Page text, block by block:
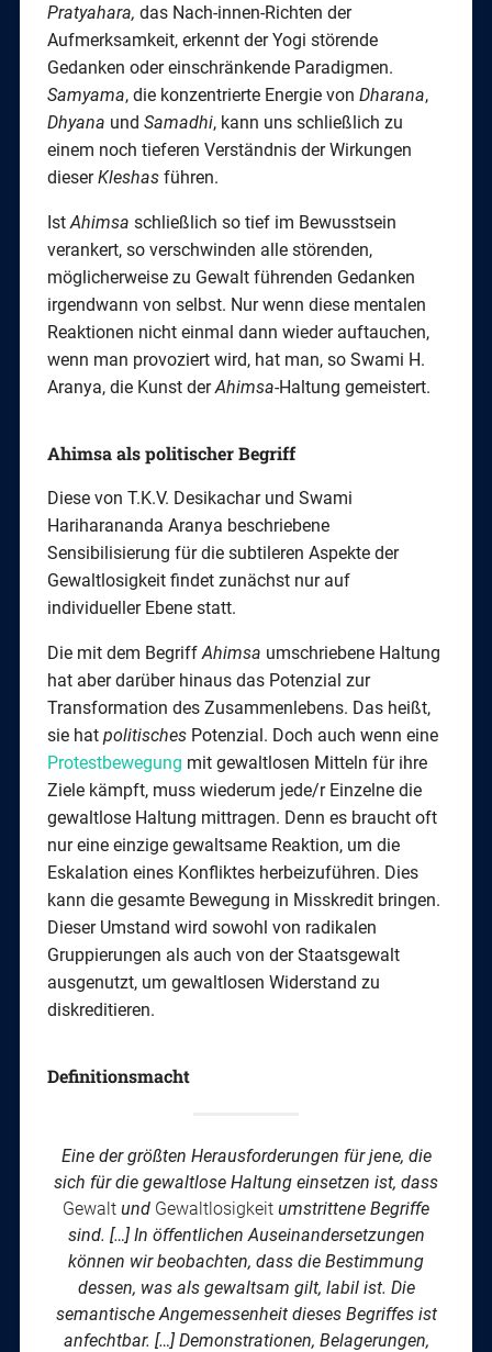
Pratyahara, das Nach-innen-Richten der
Aufmerksamkeit, erkennt der Yogi störende
Gedanken oder einschränkende Paradigmen.
Samyama, die konzentrierte Energie von Dharana,
Dhyana und Samadhi, kann uns schließlich zu
einem noch tieferen Verständnis der Wirkungen
dieserKleshas führen.
IstAhimsa schließlich so tief im Bewusstsein
verankert, so verschwinden alle störenden,
möglicherweise zu Gewalt führenden Gedanken
irgendwann von selbst. Nur wenn diese mentalen
Reaktionen nicht einmal dann wieder auftauchen,
wenn man provoziert wird, hat man, so Swami H.
Aranya, die Kunst derAhimsa-Haltung gemeistert.
Ahimsa als politischer Begriff
Diese von T.K.V. Desikachar und Swami
Hariharananda Aranya beschriebene
Sensibilisierung für die subtileren Aspekte der
Gewaltlosigkeit findet zunächst nur auf
individueller Ebene statt.
Die mit dem BegriffAhimsa umschriebene Haltung
hat aber darüber hinaus das Potenzial zur
Transformation des Zusammenlebens. Das heißt,
sie hat politisches Potenzial. Doch auch wenn eine
Protestbewegung mit gewaltlosen Mitteln für ihre
Ziele kämpft, muss wiederum jede/r Einzelne die
gewaltlose Haltung mittragen. Denn es braucht oft
nur eine einzige gewaltsame Reaktion, um die
Eskalation eines Konfliktes herbeizuführen. Dies
kann die gesamte Bewegung in Misskredit bringen.
Dieser Umstand wird sowohl von radikalen
Gruppierungen als auch von der Staatsgewalt
ausgenutzt, um gewaltlosen Widerstand zu
diskreditieren.
Definitionsmacht
Eine der größten Herausforderungen für jene, die
sich für die gewaltlose Haltung einsetzen ist, dass
Gewalt und Gewaltlosigkeit umstrittene Begriffe
sind. […] In öffentlichen Auseinandersetzungen
können wir beobachten, dass die Bestimmung
dessen, was als gewaltsam gilt, labil ist. Die
semantische Angemessenheit dieses Begriffes ist
anfechtbar. […] Demonstrationen, Belagerungen,